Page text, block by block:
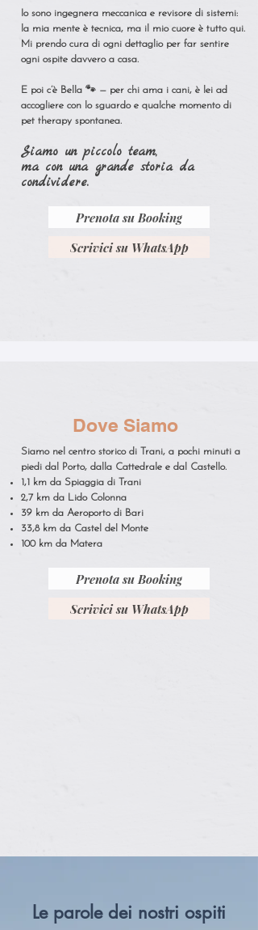
Io sono ingegnera meccanica e revisore di sistemi:
la mia mente è tecnica, ma il mio cuore è tutto qui.
Mi prendo cura di ogni dettaglio per far sentire
ogni ospite davvero a casa.
E poi c’è Bella 🐾 — per chi ama i cani, è lei ad
accogliere con lo sguardo e qualche momento di
pet therapy spontanea.
Siamo un piccolo team,
ma con una grande storia da
condividere.
Prenota su Booking
Scrivici su WhatsApp
Dove Siamo
Siamo nel centro storico di Trani, a pochi minuti a
piedi dal Porto, dalla Cattedrale e dal Castello.
1,1 km da Spiaggia di Trani
2,7 km da Lido Colonna
39 km da Aeroporto di Bari
33,8 km da Castel del Monte
100 km da Matera
Prenota su Booking
Scrivici su WhatsApp
Le parole dei nostri ospiti